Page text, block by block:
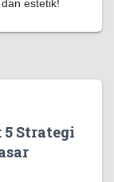
estetik!
Strategi